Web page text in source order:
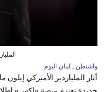
واشنطن ـ لبنان اليوم
أثار الملياردير الأميركي